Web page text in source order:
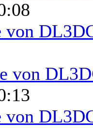
von
von
von